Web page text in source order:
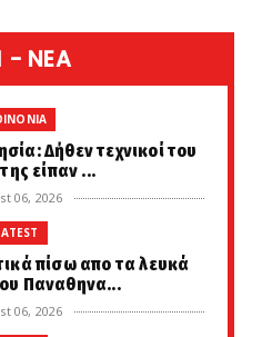
- NEA
Δήθεν τεχνικοί του
είπαν ...
06, 2026
πίσω απο τα λευκά
Παναθηνα...
06, 2026